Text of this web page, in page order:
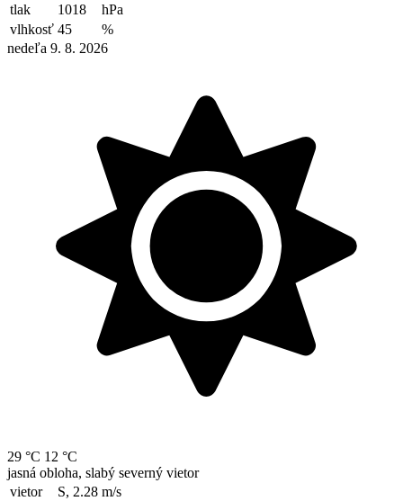
tlak
1018
hPa
vlhkosť 45
%
nedeľa 9. 8. 2026
29 °C 12 °C
jasná obloha, slabý severný vietor
vietor
S, 2.28 m/s